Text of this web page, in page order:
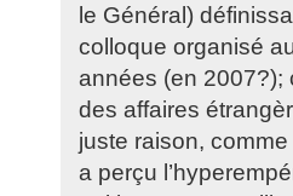
le Général)
colloque organisé
années (en 2007?);
des affaires
juste raison,
a perçu